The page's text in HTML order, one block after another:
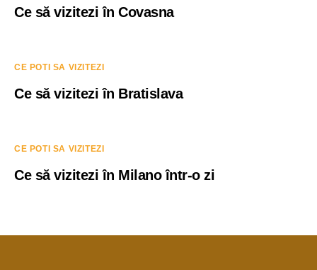
Ce să vizitezi în Covasna
CE POTI SA VIZITEZI
Ce să vizitezi în Bratislava
CE POTI SA VIZITEZI
Ce să vizitezi în Milano într-o zi